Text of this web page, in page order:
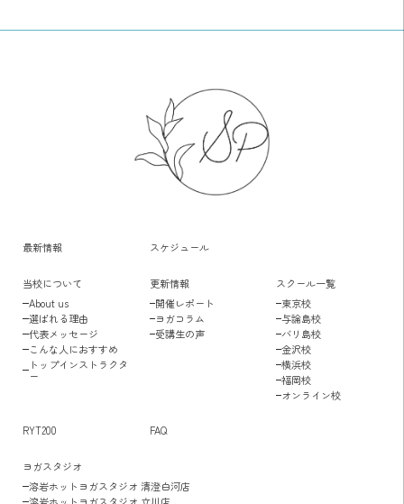
最新情報 スケジュール
当校について
About us
選ばれる理由
代表メッセージ
こんな人におすすめ
トップインストラクタ
ー
更新情報
開催レポート
ヨガコラム
受講生の声
RYT200 FAQ
スクール一覧
東京校
与論島校
バリ島校
金沢校
横浜校
福岡校
オンライン校
ヨガスタジオ
溶岩ホットヨガスタジオ 清澄白河店
溶岩ホットヨガスタジオ 立川店